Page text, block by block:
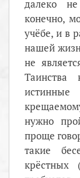
далеко
конечно,
учёбе, и в
нашей
не
Таинства
нужно
проще
такие
крёстных